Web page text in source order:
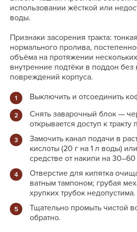
использовании жёсткой или
воды.
Признаки засорения тракта:
нормального пролива,
объёма на протяжении
внутренние подтёки в поддон
повреждений корпуса.
Выключить и отсоединить
Снять заварочный блок —
открывается доступ к
Замочить канал подачи в
кислоты (20 г на 1 л воды)
средстве от накипи на 30–60
Отверстие для кипятка
ватным тампоном; грубая
хрупких трубок недопустима.
Тщательно промыть чистой
обратно.